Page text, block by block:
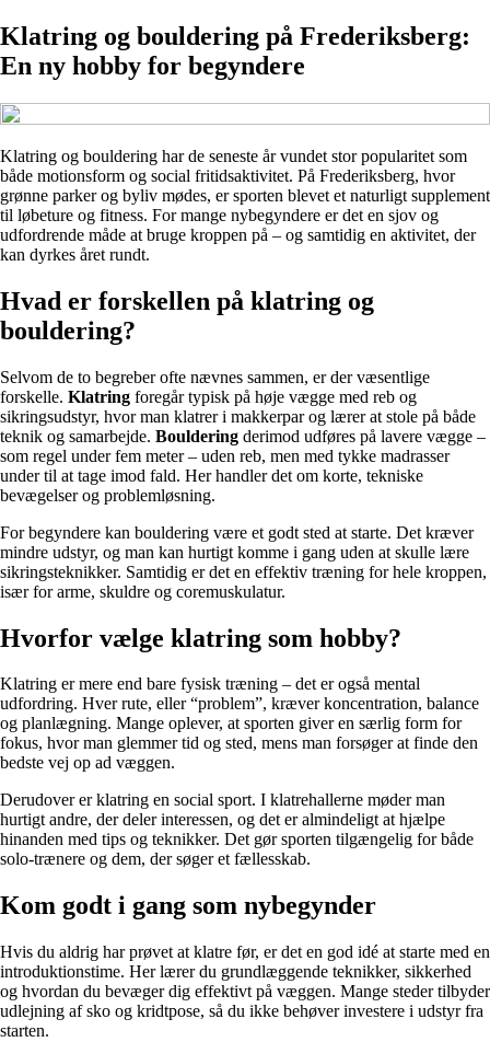
Klatring og bouldering på Frederiksberg:
En ny hobby for begyndere
Klatring og bouldering har de seneste år vundet stor popularitet som
både motionsform og social fritidsaktivitet. På Frederiksberg, hvor
grønne parker og byliv mødes, er sporten blevet et naturligt supplement
til løbeture og fitness. For mange nybegyndere er det en sjov og
udfordrende måde at bruge kroppen på – og samtidig en aktivitet, der
kan dyrkes året rundt.
Hvad er forskellen på klatring og
bouldering?
Selvom de to begreber ofte nævnes sammen, er der væsentlige
forskelle. Klatring foregår typisk på høje vægge med reb og
sikringsudstyr, hvor man klatrer i makkerpar og lærer at stole på både
teknik og samarbejde. Bouldering derimod udføres på lavere vægge –
som regel under fem meter – uden reb, men med tykke madrasser
under til at tage imod fald. Her handler det om korte, tekniske
bevægelser og problemløsning.
For begyndere kan bouldering være et godt sted at starte. Det kræver
mindre udstyr, og man kan hurtigt komme i gang uden at skulle lære
sikringsteknikker. Samtidig er det en effektiv træning for hele kroppen,
især for arme, skuldre og coremuskulatur.
Hvorfor vælge klatring som hobby?
Klatring er mere end bare fysisk træning – det er også mental
udfordring. Hver rute, eller “problem”, kræver koncentration, balance
og planlægning. Mange oplever, at sporten giver en særlig form for
fokus, hvor man glemmer tid og sted, mens man forsøger at finde den
bedste vej op ad væggen.
Derudover er klatring en social sport. I klatrehallerne møder man
hurtigt andre, der deler interessen, og det er almindeligt at hjælpe
hinanden med tips og teknikker. Det gør sporten tilgængelig for både
solo-trænere og dem, der søger et fællesskab.
Kom godt i gang som nybegynder
Hvis du aldrig har prøvet at klatre før, er det en god idé at starte med en
introduktionstime. Her lærer du grundlæggende teknikker, sikkerhed
og hvordan du bevæger dig effektivt på væggen. Mange steder tilbyder
udlejning af sko og kridtpose, så du ikke behøver investere i udstyr fra
starten.